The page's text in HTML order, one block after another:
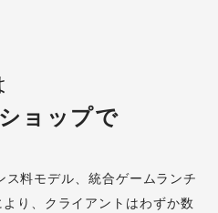
ョップで
料モデル、統合ゲームランチ
り、クライアントはわずか数